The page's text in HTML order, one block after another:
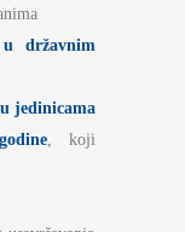
državnim
jedinicama
, koji